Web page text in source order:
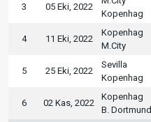
3 05 Eki, 2022
Kopenhag
4 11 Eki, 2022
Kopenhag
M.City
5 25 Eki, 2022
Sevilla
Kopenhag
6 02 Kas, 2022
Kopenhag
B. Dortmund